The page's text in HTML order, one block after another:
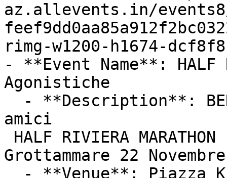
az.allevents.in/events8/
rimg-w1200-h1674-
- **Event Name**: HALF
Agonistiche
amici
Grottammare 22